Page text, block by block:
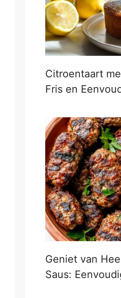
Citroentaart
Fris en
Geniet van
Saus: